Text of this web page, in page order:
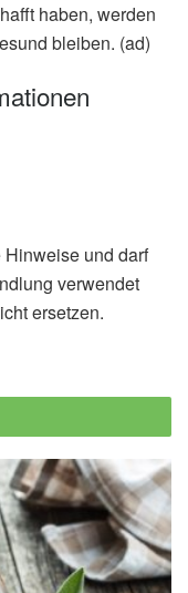
haben, werden
bleiben. (ad)
Cleveland Clinic
Sleeping with
with weight
National
J. White,
Association of
und darf
verwendet
ersetzen.